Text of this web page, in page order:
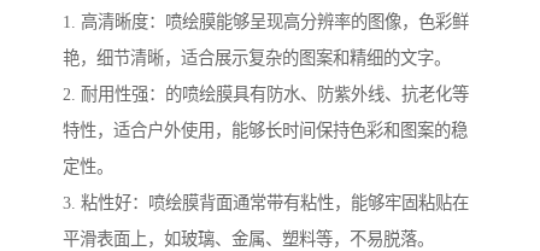
1. 高清晰度：喷绘膜能够呈现高分辨率的图像，色彩鲜
艳，细节清晰，适合展示复杂的图案和精细的文字。
2. 耐用性强：的喷绘膜具有防水、防紫外线、抗老化等
特性，适合户外使用，能够长时间保持色彩和图案的稳
定性。
3. 粘性好：喷绘膜背面通常带有粘性，能够牢固粘贴在
平滑表面上，如玻璃、金属、塑料等，不易脱落。